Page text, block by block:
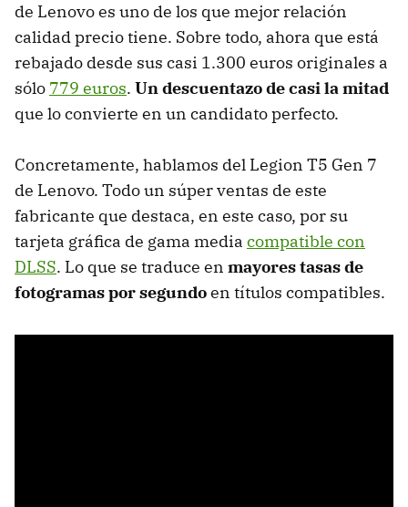
de Lenovo es uno de los que mejor relación
calidad precio tiene. Sobre todo, ahora que está
rebajado desde sus casi 1.300 euros originales a
sólo 779 euros. Un descuentazo de casi la mitad
que lo convierte en un candidato perfecto.
Concretamente, hablamos del Legion T5 Gen 7
de Lenovo. Todo un súper ventas de este
fabricante que destaca, en este caso, por su
tarjeta gráfica de gama media compatible con
DLSS. Lo que se traduce en mayores tasas de
fotogramas por segundoen títulos compatibles.